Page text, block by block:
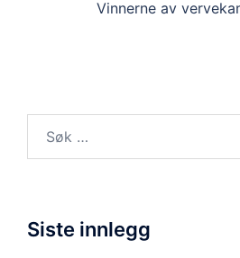
Vinnerne av
Siste innlegg